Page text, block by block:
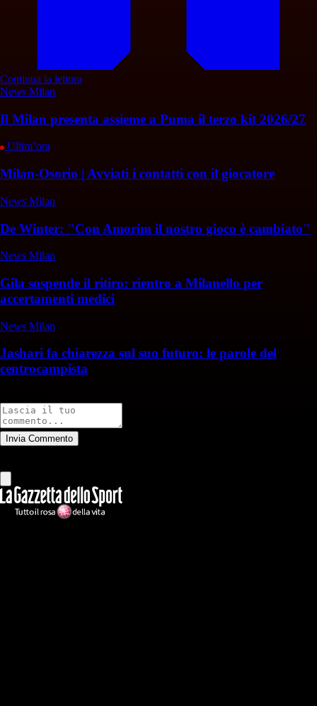
Continua la lettura
News Milan
Il Milan presenta assieme a Puma il terzo kit 2026/27
Ultim’ora
Milan-Osorio | Avviati i contatti con il giocatore
News Milan
De Winter: "Con Amorim il nostro gioco è cambiato"
News Milan
Gila sospende il ritiro: rientro a Milanello per
accertamenti medici
News Milan
Jashari fa chiarezza sul suo futuro: le parole del
centrocampista
Invia Commento